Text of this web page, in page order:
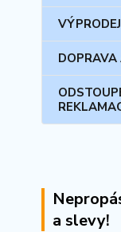
VÝPRODEJ
a slevy!